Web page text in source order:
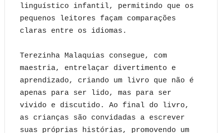
linguístico infantil, permitindo que os
pequenos leitores façam comparações
claras entre os idiomas.
Terezinha Malaquias consegue, com
maestria, entrelaçar divertimento e
aprendizado, criando um livro que não é
apenas para ser lido, mas para ser
vivido e discutido. Ao final do livro,
as crianças são convidadas a escrever
suas próprias histórias, promovendo um